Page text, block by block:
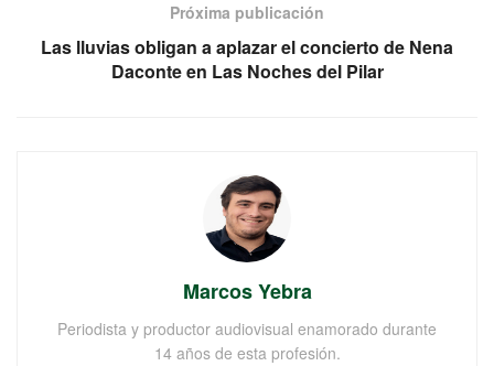
Próxima publicación
Las lluvias obligan a aplazar el concierto de Nena
Daconte en Las Noches del Pilar
Marcos Yebra
Periodista y productor audiovisual enamorado durante
14 años de esta profesión.